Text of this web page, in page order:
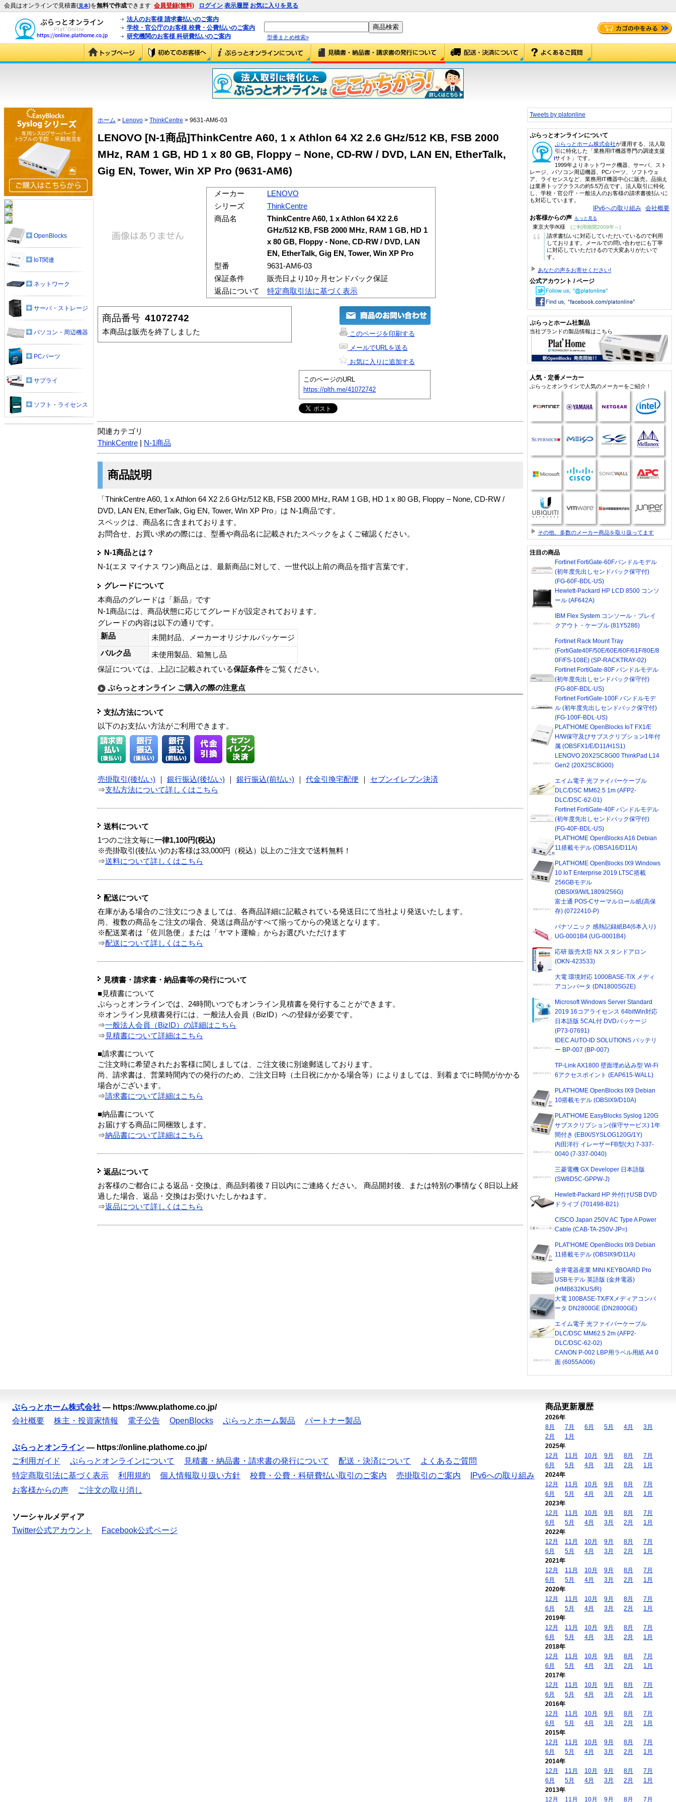
会員はオンラインで見積書(見本)を無料で作成できます 会員登録(無料) ログイン 表示履歴 お気に入りを見る
法人のお客様 請求書払いのご案内
学校・官公庁のお客様 校費・公費払いのご案内
研究機関のお客様 科研費払いのご案内
型番まとめ検索»
ホーム > Lenovo > ThinkCentre > 9631-AM6-03
LENOVO [N-1商品]ThinkCentre A60, 1 x Athlon 64 X2 2.6 GHz/512 KB, FSB 2000
MHz, RAM 1 GB, HD 1 x 80 GB, Floppy – None, CD-RW / DVD, LAN EN, EtherTalk,
Gig EN, Tower, Win XP Pro (9631-AM6)
メーカー
LENOVO
シリーズ
ThinkCentre
商品名
ThinkCentre A60, 1 x Athlon 64 X2 2.6
GHz/512 KB, FSB 2000 MHz, RAM 1 GB, HD 1
x 80 GB, Floppy - None, CD-RW / DVD, LAN
EN, EtherTalk, Gig EN, Tower, Win XP Pro
型番
9631-AM6-03
保証条件
販売日より10ヶ月センドバック保証
返品について
特定商取引法に基づく表示
商品番号 41072742
本商品は販売を終了しました
このページを印刷する
メールでURLを送る
お気に入りに追加する
このページのURL
https://plth.me/41072742
関連カテゴリ
ThinkCentre
N-1商品
商品説明
「ThinkCentre A60, 1 x Athlon 64 X2 2.6 GHz/512 KB, FSB 2000 MHz, RAM 1 GB, HD 1 x 80 GB, Floppy – None, CD-RW /
DVD, LAN EN, EtherTalk, Gig EN, Tower, Win XP Pro」は N-1商品です。
スペックは、商品名に含まれております。
お問合せ、お買い求めの際には、型番や商品名に記載されたスペックをよくご確認ください。
N-1商品とは？
N-1(エヌ マイナス ワン)商品とは、最新商品に対して、一世代以上前の商品を指す言葉です。
グレードについて
本商品のグレードは「新品」です
N-1商品には、商品状態に応じてグレードが設定されております。
グレードの内容は以下の通りです。
新品
未開封品、メーカーオリジナルパッケージ
バルク品
未使用製品、箱無し品
保証については、上記に記載されている保証条件をご覧ください。
ぷらっとオンライン ご購入の際の注意点
支払方法について
以下のお支払い方法がご利用できます。
売掛取引(後払い) 銀行振込(後払い) 銀行振込(前払い) 代金引換宅配便
セブンイレブン決済
⇒支払方法について詳しくはこちら
送料について
1つのご注文毎に一律1,100円(税込)
※売掛取引(後払い)のお客様は33,000円（税込）以上のご注文で送料無料！
⇒送料について詳しくはこちら
配送について
在庫がある場合のご注文につきましては、各商品詳細に記載されている発送日にて当社より発送いたします。
尚、複数の商品をご注文の場合、発送は商品がすべて揃ってからの発送となります。
※配送業者は「佐川急便」または「ヤマト運輸」からお選びいただけます
⇒配送について詳しくはこちら
見積書・請求書・納品書等の発行について
■見積書について
ぷらっとオンラインでは、24時間いつでもオンライン見積書を発行することができます。
※オンライン見積書発行には、一般法人会員（BizID）への登録が必要です。
⇒一般法人会員（BizID）の詳細はこちら
⇒ 見積書について詳細はこちら
■請求書について
ご注文時に希望されたお客様に関しましては、ご注文後に別途郵送しております。
尚、請求書は、営業時間内での発行のため、ご注文日時（土日祝にかかる場合等）によりましては、到着までに時間がかかる
場合がございます。
⇒請求書について詳細はこちら
■納品書について
お届けする商品に同梱致します。
⇒納品書について詳細はこちら
返品について
お客様のご都合による返品・交換は、商品到着後７日以内にご連絡ください。 商品開封後、または特別の事情なく8日以上経
過した場合、返品・交換はお受けいたしかねます。
⇒返品について詳しくはこちら
OpenBlocks
IoT関連
ネットワーク
サーバ・ストレージ
パソコン・周辺機器
PCパーツ
サプライ
ソフト・ライセンス
Tweets by platonline
ぷらっとオンラインについて
ぷらっとホーム株式会社が運用する、法人取
引に特化した「業務用IT機器専門の調達支援
サイト」です。
1999年よりネットワーク機器、サーバ、スト
レージ、パソコン周辺機器、PCパーツ、ソフトウェ
ア、ライセンスなど、業務用IT機器中心に販売。品揃え
は業界トップクラスの約5.5万点です。法人取引に特化
し、学校・官公庁・一般法人のお客様の請求書後払いに
も対応しています。
IPv6への取り組み 会社概要
お客様からの声 もっと見る
東京大学/K様 (ご利用期間2009年～)
“
請求書払いに対応していただいているので利用
しております。メールでの問い合わせにも丁寧
に対応していただけるので大変ありがたいで
す。
あなたの声をお寄せください!
公式アカウント / ページ
ぷらっとホーム社製品
当社ブランドの製品情報はこちら
人気・定番メーカー
ぷらっとオンラインで人気のメーカーをご紹介！
その他、多数のメーカー商品を取り扱ってます
注目の商品
Fortinet FortiGate-60Fバンドルモデル
(初年度先出しセンドバック保守付)
(FG-60F-BDL-US)
Hewlett-Packard HP LCD 8500 コンソ
ール (AF642A)
IBM Flex System コンソール・ブレイ
クアウト・ケーブル (81Y5286)
Fortinet Rack Mount Tray
(FortiGate40F/50E/60E/60F/61F/80E/8
0F/FS-108E) (SP-RACKTRAY-02)
Fortinet FortiGate-80F バンドルモデル
(初年度先出しセンドバック保守付)
(FG-80F-BDL-US)
Fortinet FortiGate-100F バンドルモデ
ル (初年度先出しセンドバック保守付)
(FG-100F-BDL-US)
PLAT'HOME OpenBlocks IoT FX1/E
H/W保守及びサブスクリプション1年付
属 (OBSFX1/E/D11/H1S1)
LENOVO 20X2SC8G00 ThinkPad L14
Gen2 (20X2SC8G00)
エイム電子 光ファイバーケーブル
DLC/DSC MM62.5 1m (AFP2-
DLC/DSC-62-01)
Fortinet FortiGate-40F バンドルモデル
(初年度先出しセンドバック保守付)
(FG-40F-BDL-US)
PLAT'HOME OpenBlocks A16 Debian
11搭載モデル (OBSA16/D11A)
PLAT'HOME OpenBlocks IX9 Windows
10 IoT Enterprise 2019 LTSC搭載
256GBモデル
(OBSIX9/W/L1809/256G)
富士通 POS-Cサーマルロール紙(高保
存) (0722410-P)
パナソニック 感熱記録紙B4(6本入り)
UG-0001B4 (UG-0001B4)
応研 販売大臣 NX スタンドアロン
(OKN-423533)
大電 環境対応 1000BASE-T/X メディ
アコンバータ (DN1800SG2E)
Microsoft Windows Server Standard
2019 16コアライセンス 64bitWin対応
日本語版 5CAL付 DVDパッケージ
(P73-07691)
IDEC AUTO-ID SOLUTIONS バッテリ
ー BP-007 (BP-007)
TP-Link AX1800 壁面埋め込み型 Wi-Fi
6アクセスポイント (EAP615-WALL)
PLAT'HOME OpenBlocks IX9 Debian
10搭載モデル (OBSIX9/D10A)
PLAT'HOME EasyBlocks Syslog 120G
サブスクリプション(保守サービス) 1年
間付き (EBIX/SYSLOG120G/1Y)
内田洋行 イレーザーFB型(大) 7-337-
0040 (7-337-0040)
三菱電機 GX Developer 日本語版
(SW8D5C-GPPW-J)
Hewlett-Packard HP 外付けUSB DVD
ドライブ (701498-B21)
CISCO Japan 250V AC Type A Power
Cable (CAB-TA-250V-JP=)
PLAT'HOME OpenBlocks IX9 Debian
11搭載モデル (OBSIX9/D11A)
金井電器産業 MINI KEYBOARD Pro
USBモデル 英語版 (金井電器)
(HMB632KUS/R)
大電 100BASE-TX/FXメディアコンバ
ータ DN2800GE (DN2800GE)
エイム電子 光ファイバーケーブル
DLC/DSC MM62.5 2m (AFP2-
DLC/DSC-62-02)
CANON P-002 LBP用ラベル用紙 A4 0
面 (6055A006)
ぷらっとホーム株式会社 — https://www.plathome.co.jp/
会社概要
株主・投資家情報 電子公告 OpenBlocks ぷらっとホーム製品 パートナー製品
ぷらっとオンライン — https://online.plathome.co.jp/
ご利用ガイド
ぷらっとオンラインについて 見積書・納品書・請求書の発行について 配送・決済について
よくあるご質問
特定商取引法に基づく表示
利用規約 個人情報取り扱い方針 校費・公費・科研費払い取引のご案内 売掛取引のご案内
IPv6への取り組み
お客様からの声
ご注文の取り消し
ソーシャルメディア
Twitter公式アカウント
Facebook公式ページ
商品更新履歴
2026年
8月
7月 6月 5月 4月
3月
2月
1月
2025年
12月
11月 10月 9月 8月
7月
6月
5月 4月 3月 2月
1月
2024年
12月
11月 10月 9月 8月
7月
6月
5月 4月 3月 2月
1月
2023年
12月
11月 10月 9月 8月
7月
6月
5月 4月 3月 2月
1月
2022年
12月
11月 10月 9月 8月
7月
6月
5月 4月 3月 2月
1月
2021年
12月
11月 10月 9月 8月
7月
6月
5月 4月 3月 2月
1月
2020年
12月
11月 10月 9月 8月
7月
6月
5月 4月 3月 2月
1月
2019年
12月
11月 10月 9月 8月
7月
6月
5月 4月 3月 2月
1月
2018年
12月
11月 10月 9月 8月
7月
6月
5月 4月 3月 2月
1月
2017年
12月
11月 10月 9月 8月
7月
6月
5月 4月 3月 2月
1月
2016年
12月
11月 10月 9月 8月
7月
6月
5月 4月 3月 2月
1月
2015年
12月
11月 10月 9月 8月
7月
6月
5月 4月 3月 2月
1月
2014年
12月
11月 10月 9月 8月
7月
6月
5月 4月 3月 2月
1月
2013年
12月
11月 10月 9月 8月 7月